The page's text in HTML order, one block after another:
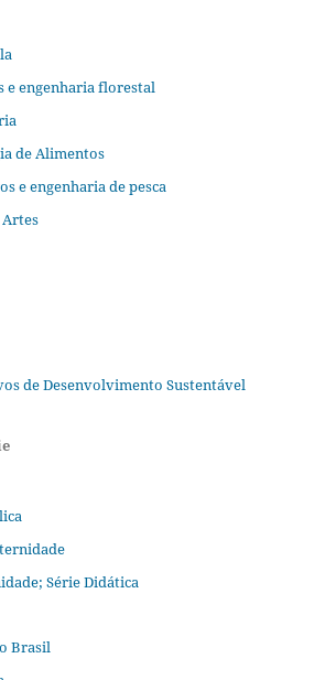
e engenharia florestal
de Alimentos
e engenharia de pesca
de Desenvolvimento Sustentável
Série Didática
Brasil